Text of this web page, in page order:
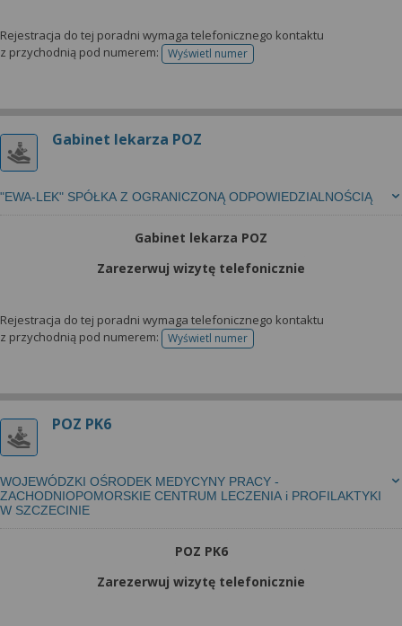
Rejestracja do tej poradni wymaga telefonicznego kontaktu
z przychodnią pod numerem:
Wyświetl numertelefonu do rejestracji
Gabinet lekarza POZ
"EWA-LEK" SPÓŁKA Z OGRANICZONĄ ODPOWIEDZIALNOŚCIĄ
Gabinet lekarza POZ
Zarezerwuj wizytę telefonicznie
Rejestracja do tej poradni wymaga telefonicznego kontaktu
z przychodnią pod numerem:
Wyświetl numertelefonu do rejestracji
POZ PK6
WOJEWÓDZKI OŚRODEK MEDYCYNY PRACY -
ZACHODNIOPOMORSKIE CENTRUM LECZENIA i PROFILAKTYKI
W SZCZECINIE
POZ PK6
Zarezerwuj wizytę telefonicznie